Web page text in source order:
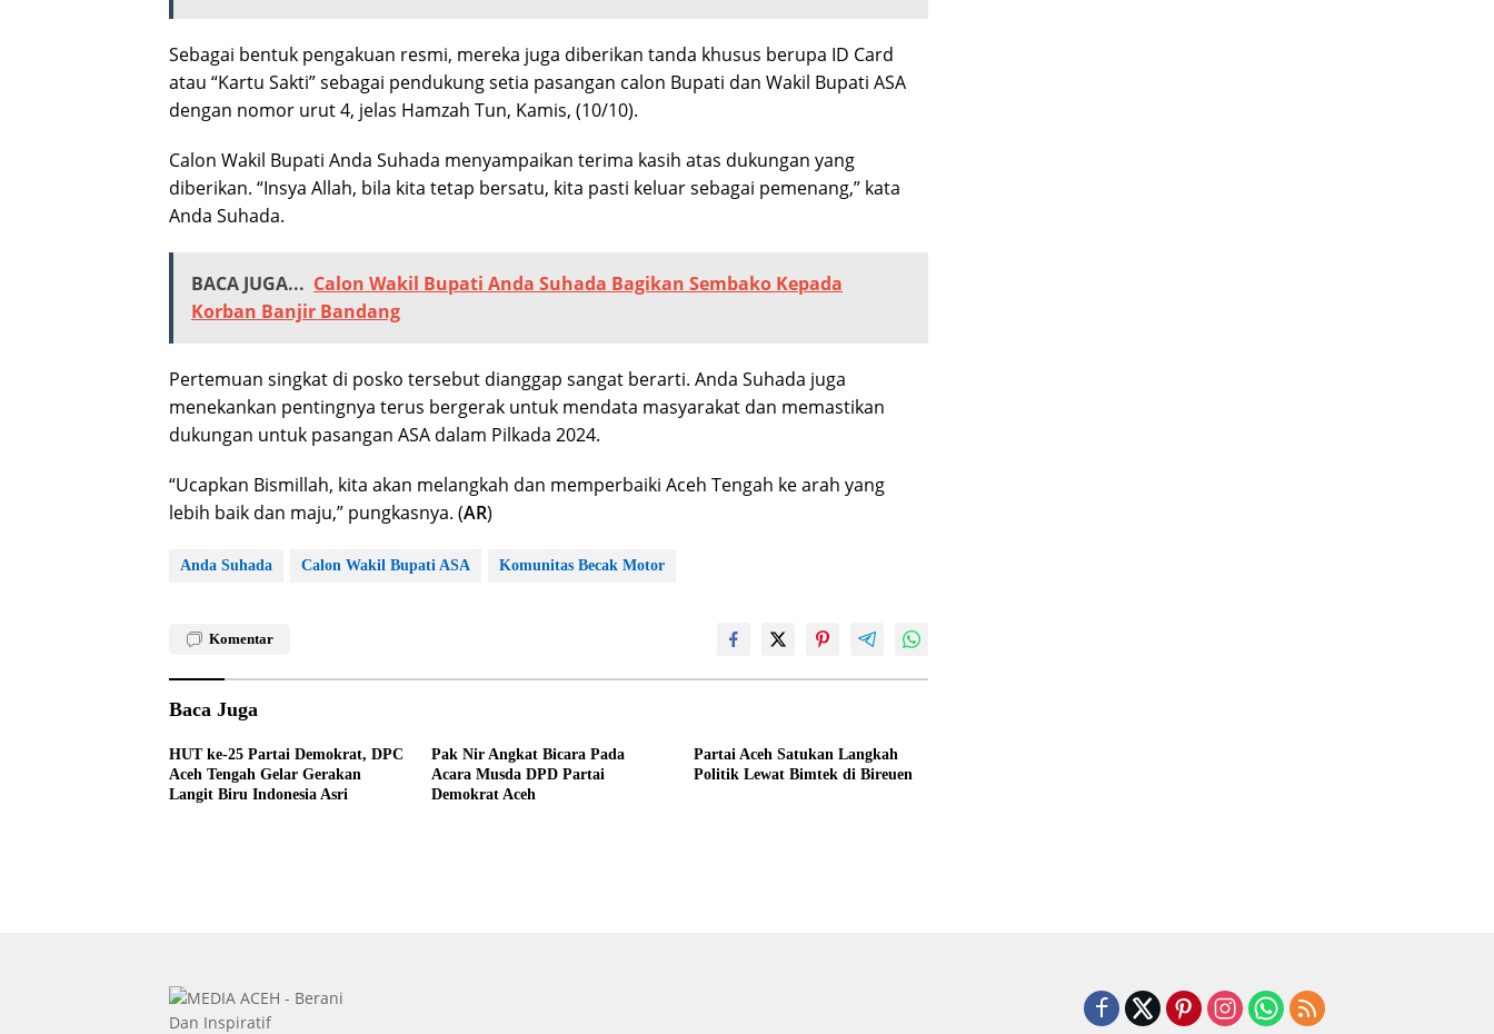
Sebagai bentuk pengakuan resmi, mereka juga diberikan tanda khusus berupa ID Card
atau “Kartu Sakti” sebagai pendukung setia pasangan calon Bupati dan Wakil Bupati ASA
dengan nomor urut 4, jelas Hamzah Tun, Kamis, (10/10).
Calon Wakil Bupati Anda Suhada menyampaikan terima kasih atas dukungan yang
diberikan. “Insya Allah, bila kita tetap bersatu, kita pasti keluar sebagai pemenang,” kata
Anda Suhada.
BACA JUGA... Calon Wakil Bupati Anda Suhada Bagikan Sembako Kepada
Korban Banjir Bandang
Pertemuan singkat di posko tersebut dianggap sangat berarti. Anda Suhada juga
menekankan pentingnya terus bergerak untuk mendata masyarakat dan memastikan
dukungan untuk pasangan ASA dalam Pilkada 2024.
“Ucapkan Bismillah, kita akan melangkah dan memperbaiki Aceh Tengah ke arah yang
lebih baik dan maju,” pungkasnya. (AR)
Anda Suhada Calon Wakil Bupati ASA Komunitas Becak Motor
Komentar
Baca Juga
HUT ke-25 Partai Demokrat, DPC
Aceh Tengah Gelar Gerakan
Langit Biru Indonesia Asri
Pak Nir Angkat Bicara Pada
Acara Musda DPD Partai
Demokrat Aceh
Partai Aceh Satukan Langkah
Politik Lewat Bimtek di Bireuen